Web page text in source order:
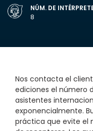
NÚM. DE
8
Nos contacta el
ediciones el número
asistentes
exponencialmente.
práctica que evite el